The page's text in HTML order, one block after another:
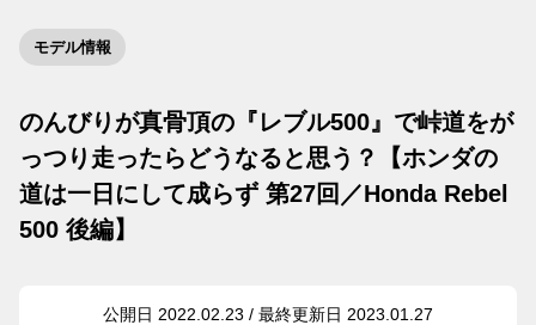
モデル情報
のんびりが真骨頂の『レブル500』で峠道をが
っつり走ったらどうなると思う？【ホンダの
道は一日にして成らず 第27回／Honda Rebel
500 後編】
公開日 2022.02.23 / 最終更新日 2023.01.27